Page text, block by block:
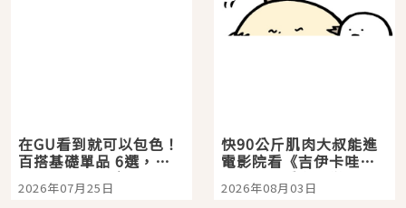
在GU看到就可以包色！
百搭基礎單品 6選，閉
眼全收也不心疼
2026年07月25日
快90公斤肌肉大叔能進
電影院看《吉伊卡哇》
嗎？日本重金屬樂團
「打首」會長與nagano
2026年08月03日